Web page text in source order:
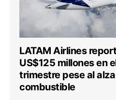
LATAM Airlines
US$125 millones en
trimestre pese al
combustible